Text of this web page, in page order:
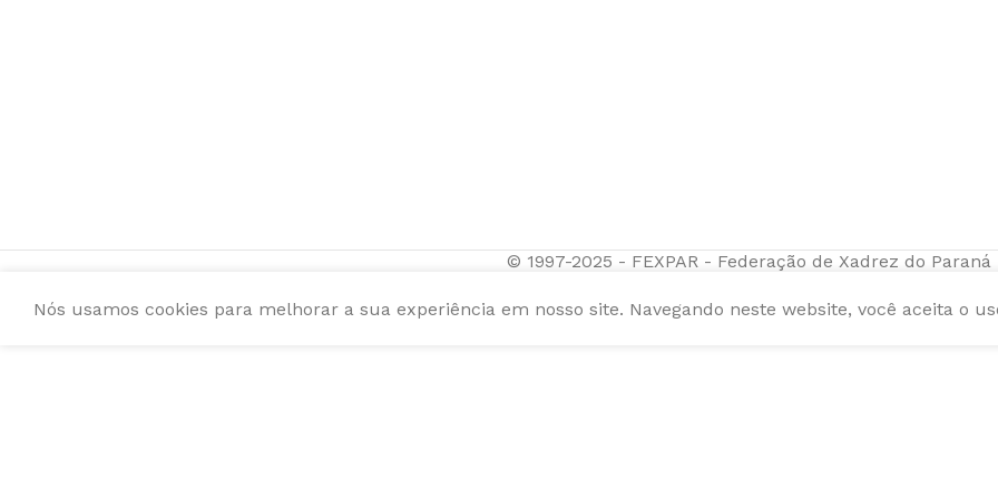
© 1997-2025 - FEXPAR - Federação de Xadrez do Paraná
Nós usamos cookies para melhorar a sua experiência em nosso site. Navegando neste website, você aceita o